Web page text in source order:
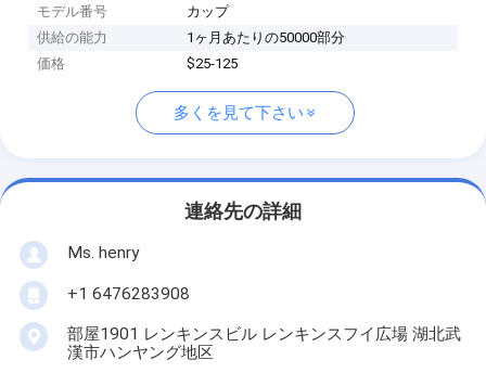
モデル番号
カップ
供給の能力
1ヶ月あたりの50000部分
価格
$25-125
多くを見て下さい
連絡先の詳細
Ms. henry
+1 6476283908
部屋1901 レンキンスビル レンキンスフイ広場 湖北武
漢市ハンヤング地区